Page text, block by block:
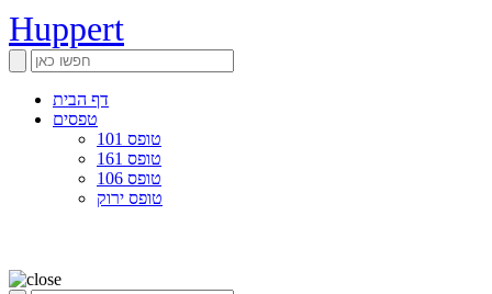
Huppert
דף הבית
טפסים
טופס 101
טופס 161
טופס 106
טופס ירוק